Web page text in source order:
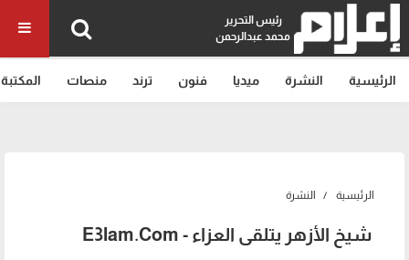
رئيس التحرير
محمد عبدالرحمن
الرئيسية النشرة ميديا فنون ترند منصات المكتبة
الرئيسية النشرة
شيخ الأزهر يتلقى العزاء - E3lam.Com